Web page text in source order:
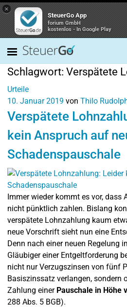
×
SteuerGo App
forium GmbH
kostenlos - In Google Play
Schlagwort: Verspätete
Urteile
10. Januar 2019 von Thilo
Verspätete
kein Anspruch auf
Schadenspauschale
Immer wieder kommt es vor, dass
nicht pünktlich zahlen. Bislang
verspätete Lohnzahlung kaum
neue Vorschrift sieht nun eine
Denn nach einer neuen Regelung
Gläubiger einer Entgeltforderung
nicht nur Verzugszinsen von fünf
Basiszinssatz verlangen, sondern
Zahlung einer Pauschale in Höhe
288 Abs. 5 BGB).